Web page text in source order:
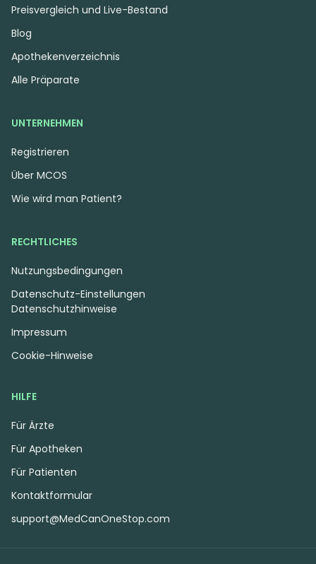
Preisvergleich und Live-Bestand
Blog
Apothekenverzeichnis
Alle Präparate
UNTERNEHMEN
Registrieren
Über MCOS
Wie wird man Patient?
HILFE
Für Ärzte
Für Apotheken
Für Patienten
Kontaktformular
support@MedCanOneStop.com
RECHTLICHES
Nutzungsbedingungen
Datenschutzhinweise
Impressum
Cookie-Hinweise
Datenschutz-Einstellungen